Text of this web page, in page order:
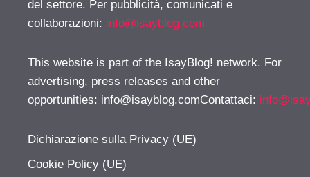
del settore. Per pubblicità, comunicati e
collaborazioni: info@isayblog.com
This website is part of the IsayBlog! network. For
advertising, press releases and other
opportunities: info@isayblog.comContattaci:
Dichiarazione sulla Privacy (UE)
Cookie Policy (UE)